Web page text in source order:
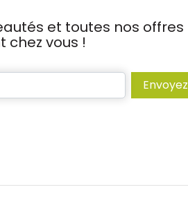
et toutes nos offres
chez vous !
Envoyez